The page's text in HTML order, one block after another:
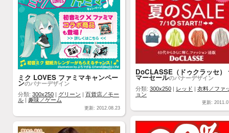
DoCLASSE（ドゥクラッセ）
マーセールのバナーデザイン
分類: 300x250 レッド
衣料／ファ
ョン
更新:
ミク LOVES ファミマキャンペー
ンのバナーデザイン
分類: 300x250 グリーン
百貨店／モー
ル
趣味／ゲーム
更新: 2012.08.23